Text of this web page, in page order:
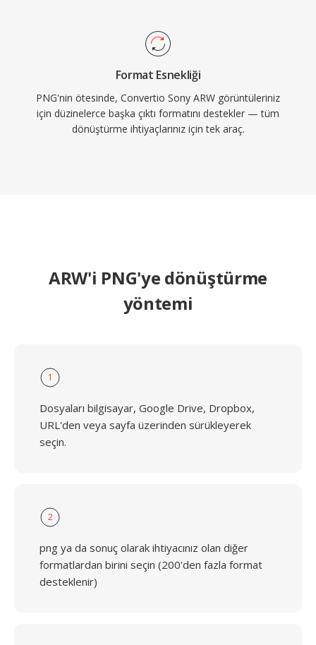
Format Esnekliği
PNG'nin ötesinde, Convertio Sony ARW görüntüleriniz
için düzinelerce başka çıktı formatını destekler — tüm
dönüştürme ihtiyaçlarınız için tek araç.
ARW'i PNG'ye dönüştürme
yöntemi
1
Dosyaları bilgisayar, Google Drive, Dropbox,
URL'den veya sayfa üzerinden sürükleyerek
seçin.
2
png ya da sonuç olarak ihtiyacınız olan diğer
formatlardan birini seçin (200'den fazla format
desteklenir)